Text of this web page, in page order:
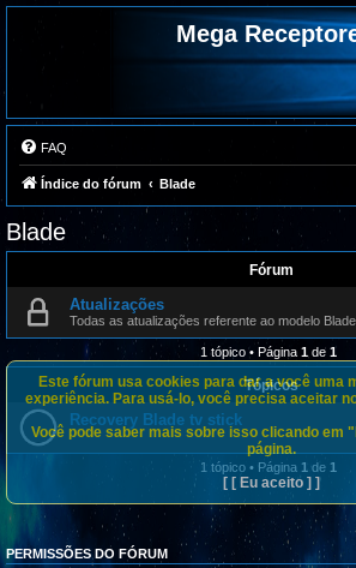
Mega
FAQ
Índice do fórum Blade
Blade
Fórum
Atualizações
Todas as atualizações referente ao modelo Blade
1 tópico • Página 1 de 1
Tópicos
Recovery Blade tv stick
1 tópico • Página 1 de 1
PERMISSÕES DO FÓRUM
Este fórum usa cookies para dar a você uma
experiência. Para usá-lo, você precisa aceitar
Você pode saber mais sobre isso clicando em
página.
[ [ Eu aceito ] ]